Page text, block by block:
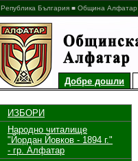
Република България ■ Община Алфатар
Добре дошли
ИЗБОРИ
Народно читалище
"Йордан Йовков - 1894 г."
- гр. Алфатар